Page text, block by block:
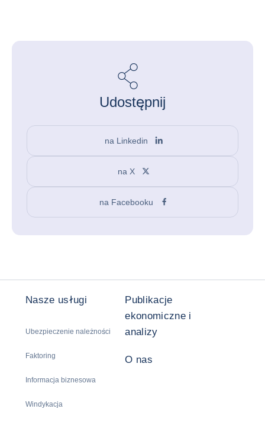
Udostępnij
na Linkedin
na X
na Facebooku
Nasze usługi
Ubezpieczenie należności
Faktoring
Informacja biznesowa
Windykacja
Publikacje
ekonomiczne i
analizy
O nas